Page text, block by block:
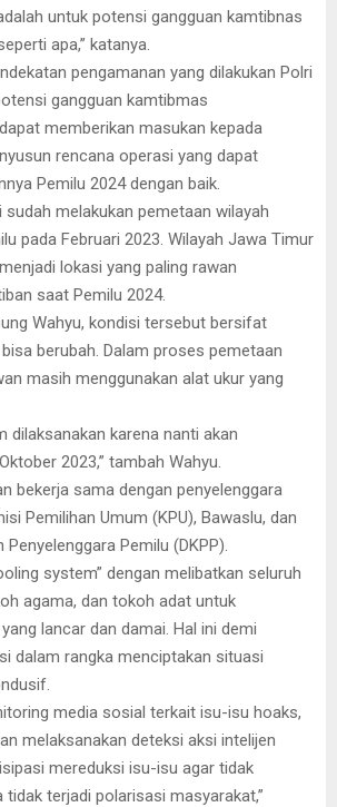
untuk potensi gangguan kamtibnas
apa,” katanya.
pengamanan yang dilakukan Polri
gangguan kamtibmas
memberikan masukan kepada
rencana operasi yang dapat
Pemilu 2024 dengan baik.
sudah melakukan pemetaan wilayah
pada Februari 2023. Wilayah Jawa Timur
lokasi yang paling rawan
saat Pemilu 2024.
Wahyu, kondisi tersebut bersifat
berubah. Dalam proses pemetaan
masih menggunakan alat ukur yang
dilaksanakan karena nanti akan
2023,” tambah Wahyu.
bekerja sama dengan penyelenggara
Pemilihan Umum (KPU), Bawaslu, dan
Pemilu (DKPP).
system” dengan melibatkan seluruh
agama, dan tokoh adat untuk
lancar dan damai. Hal ini demi
dalam rangka menciptakan situasi
media sosial terkait isu-isu hoaks,
melaksanakan deteksi aksi intelijen
mereduksi isu-isu agar tidak
tidak terjadi polarisasi masyarakat,”